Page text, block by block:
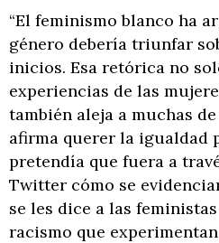
“El feminismo blanco ha
género debería triunfar
inicios. Esa retórica no
experiencias de las
también aleja a muchas
afirma querer la igualdad
pretendía que fuera a
Twitter cómo se
se les dice a las
racismo que